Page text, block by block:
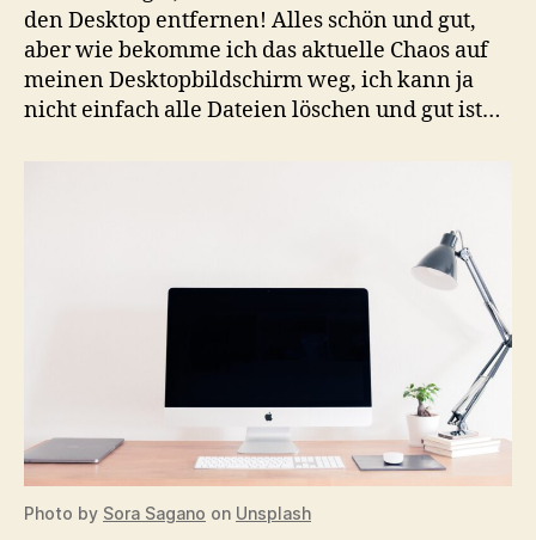
den Desktop entfernen! Alles schön und gut,
aber wie bekomme ich das aktuelle Chaos auf
meinen Desktopbildschirm weg, ich kann ja
nicht einfach alle Dateien löschen und gut ist…
Photo by Sora Sagano on Unsplash